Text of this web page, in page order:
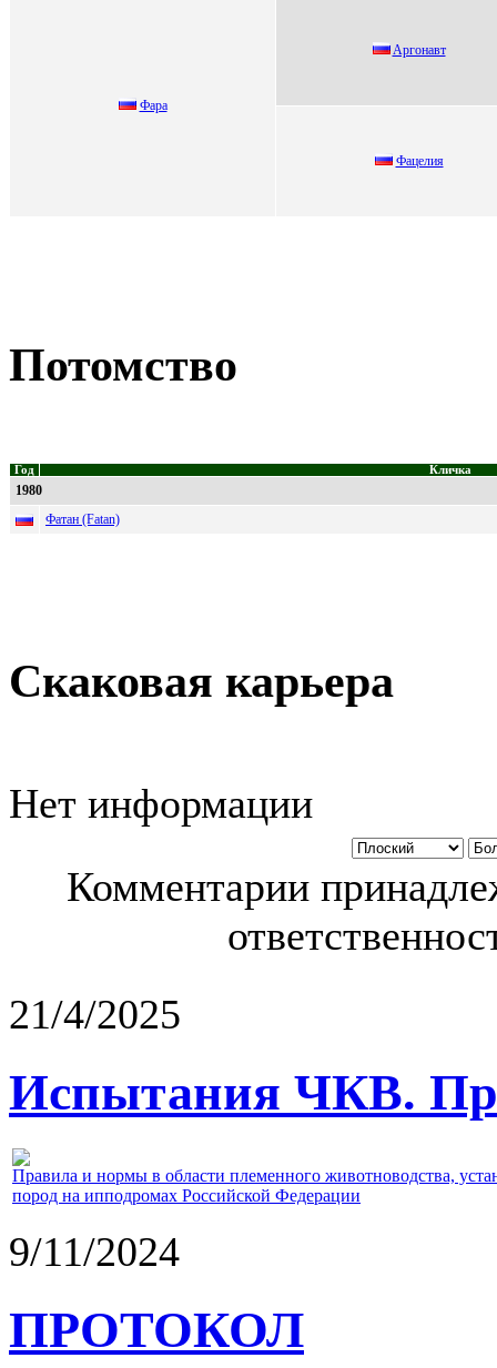
Фapa
Aргoнавт
Фацeлия
Потомство
Год Кличка
1980
Фатан (Fatan)
Скаковая карьера
Нет информации
Комментарии
21/4/2025
Испытания ЧКВ.
Правила и нормы в области племенного животноводства,
пород на ипподромах Российской Федерации
9/11/2024
ПРОТОКОЛ